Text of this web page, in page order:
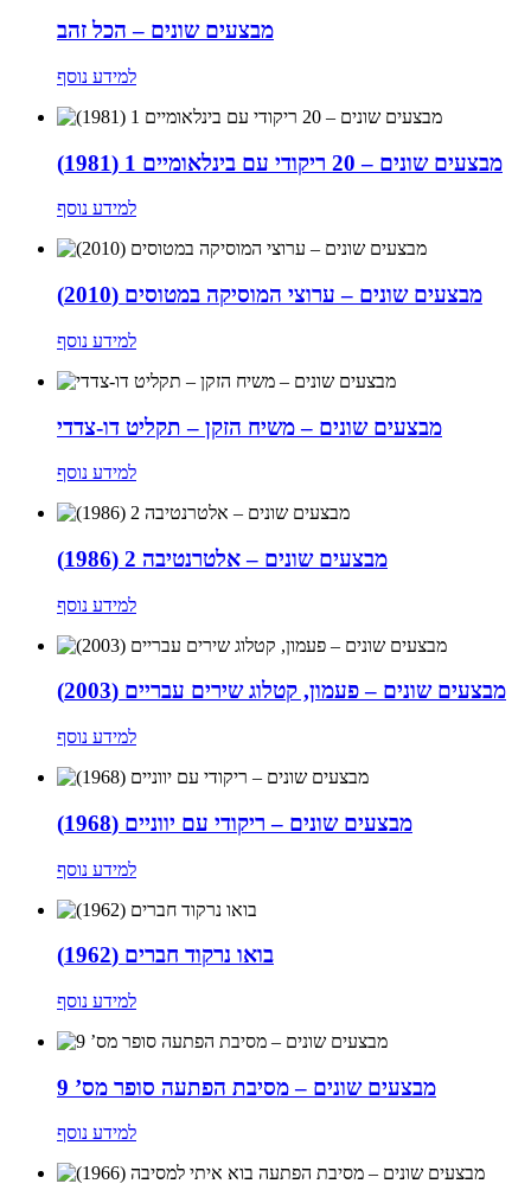
מבצעים שונים – הכל זהב
למידע נוסף
מבצעים שונים – 20 ריקודי עם בינלאומיים 1 (1981)
למידע נוסף
מבצעים שונים – ערוצי המוסיקה במטוסים (2010)
למידע נוסף
מבצעים שונים – משיח הזקן – תקליט דו-צדדי
למידע נוסף
מבצעים שונים – אלטרנטיבה 2 (1986)
למידע נוסף
מבצעים שונים – פעמון, קטלוג שירים עבריים (2003)
למידע נוסף
מבצעים שונים – ריקודי עם יווניים (1968)
למידע נוסף
בואו נרקוד חברים (1962)
למידע נוסף
מבצעים שונים – מסיבת הפתעה סופר מס’ 9
למידע נוסף